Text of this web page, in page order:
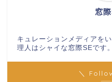
窓
キュレーションメディアを
理人はシャイな窓際SEです。
＼